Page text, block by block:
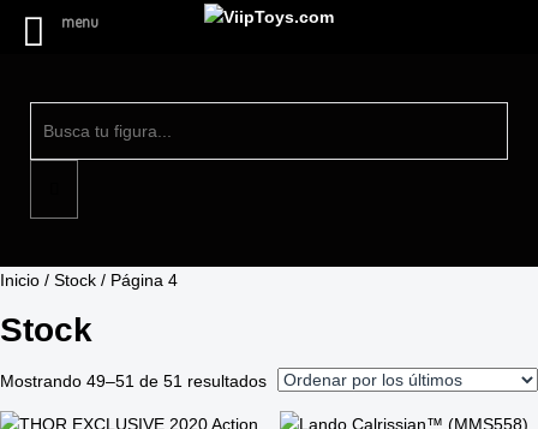
Inicio / Stock / Página 4
Stock
Mostrando 49–51 de 51 resultados
menu